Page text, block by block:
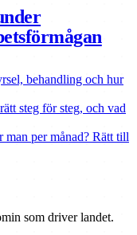
behandling och hur
steg för steg, och vad
man per månad? Rätt till
som driver landet.